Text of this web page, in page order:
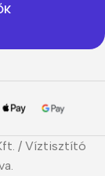
/ Víztisztító